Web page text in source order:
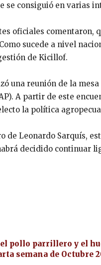
se consiguió en varias
oficiales comentaron,
sucede a nivel
de Kicillof.
una reunión de la
A partir de este
la política
de Leonardo Sarquís,
decidido continuar
pollo parrillero y el
semana de Octubre